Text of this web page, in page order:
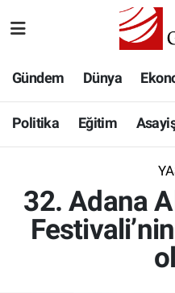
Gündem Dünya
Politika Eğitim
32. Adana
Eğitim
Asayiş
Yaşam
Hava Durumu
Namaz Vakitleri
Süper Lig Puan